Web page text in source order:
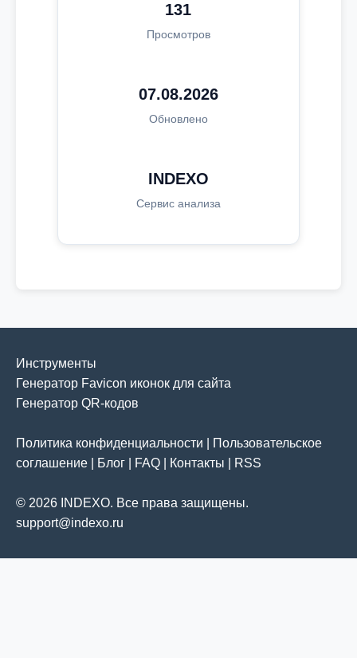
131
Просмотров
07.08.2026
Обновлено
INDEXO
Сервис анализа
Инструменты
Генератор Favicon иконок для сайта
Генератор QR-кодов
Политика конфиденциальности
Пользовательское
соглашение
Блог FAQ Контакты RSS
© 2026 INDEXO. Все права защищены.
support@indexo.ru